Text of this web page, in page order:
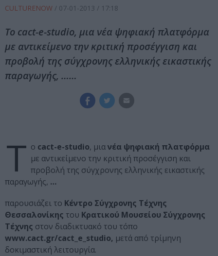
CULTURENOW / 07-01-2013 / 17:18
Το cact-e-studio, μια νέα ψηφιακή πλατφόρμα
με αντικείμενο την κριτική προσέγγιση και
προβολή της σύγχρονης ελληνικής εικαστικής
παραγωγής, ……
Τ ο cact-e-studio, μιανέα ψηφιακή πλατφόρμα
με αντικείμενο την κριτική προσέγγιση και
προβολή της σύγχρονης ελληνικής εικαστικής
παραγωγής, …
παρουσιάζει το Κέντρο Σύγχρονης Τέχνης
Θεσσαλονίκης του Κρατικού Μουσείου Σύγχρονης
Τέχνης στον διαδικτυακό του τόπο
www.cact.gr/cact_e_studio, μετά από τρίμηνη
δοκιμαστική λειτουργία.